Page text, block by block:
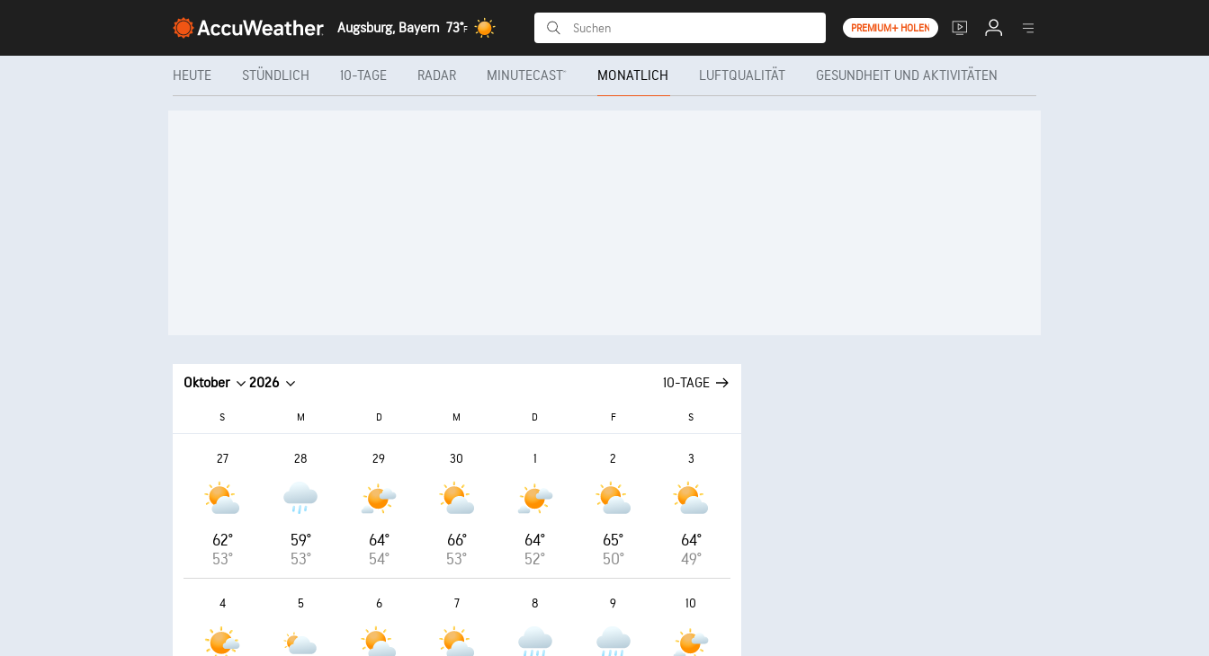
Augsburg, Bayern 73°F PREMIUM+ HOLEN
HEUTE STÜNDLICH 10-TAGE RADAR MINUTECAST® MONATLICH LUFTQUALITÄT GESUNDHEIT UND AKTIVITÄTEN
Oktober 2026 10-TAGE
S M D M D F S
27
62°
53°
28
59°
53°
29
64°
54°
30
66°
53°
1
64°
52°
2
65°
50°
3
64°
49°
4 5 6 7 8 9 10